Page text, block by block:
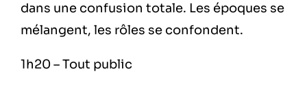
dans une confusion totale. Les époques se
mélangent, les rôles se confondent.
1h20 – Tout public